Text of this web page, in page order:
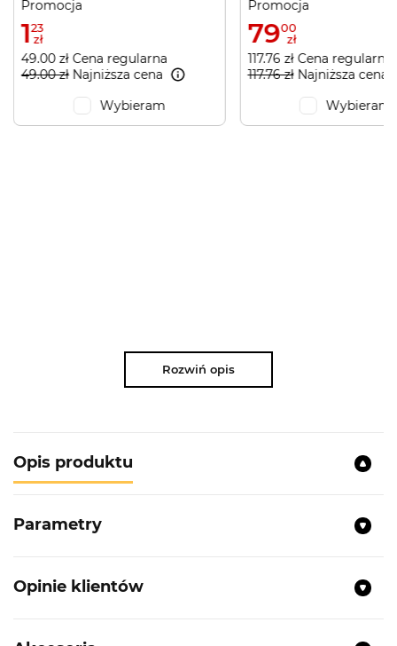
Promocja
123
zł
49.00 zł Cena regularna
49.00 złNajniższa cena
Wybieram
Promocja
7900
zł
117.76 zł Cena regularna
117.76 złNajniższa cena
Wybieram
Rozwiń opis
Opis produktu
Parametry
Opinie klientów